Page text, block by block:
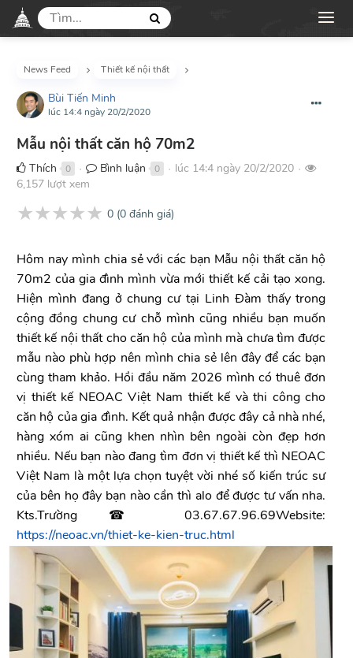
News Feed Thiết kế nội thất
Bùi Tiến Minh
lúc 14:4 ngày 20/2/2020
Mẫu nội thất căn hộ 70m2
Thích 0 ● Bình luận 0 ● lúc 14:4 ngày 20/2/2020 ●
6,157 lượt xem
★★★★★ 0 (0 đánh giá)
Hôm nay mình chia sẻ với các bạn Mẫu nội thất căn hộ
70m2 của gia đình mình vừa mới thiết kế cải tạo xong.
Hiện mình đang ở chung cư tại Linh Đàm thấy trong
cộng đồng chung cư chỗ mình cũng nhiều bạn muốn
thiết kế nội thất cho căn hộ của mình mà chưa tìm được
mẫu nào phù hợp nên mình chia sẻ lên đây để các bạn
cùng tham khảo. Hồi đầu năm 2026 mình có thuê đơn
vị thiết kế NEOAC Việt Nam thiết kế và thi công cho
căn hộ của gia đình. Kết quả nhận được đây cả nhà nhé,
hàng xóm ai cũng khen nhìn bên ngoài còn đẹp hơn
nhiều. Nếu bạn nào đang tìm đơn vị thiết kế thì NEOAC
Việt Nam là một lựa chọn tuyệt vời nhé số kiến trúc sư
của bên họ đây bạn nào cần thì alo để được tư vấn nha.
Kts.Trường ☎ 03.67.67.96.69Website:
https://neoac.vn/thiet-ke-kien-truc.html